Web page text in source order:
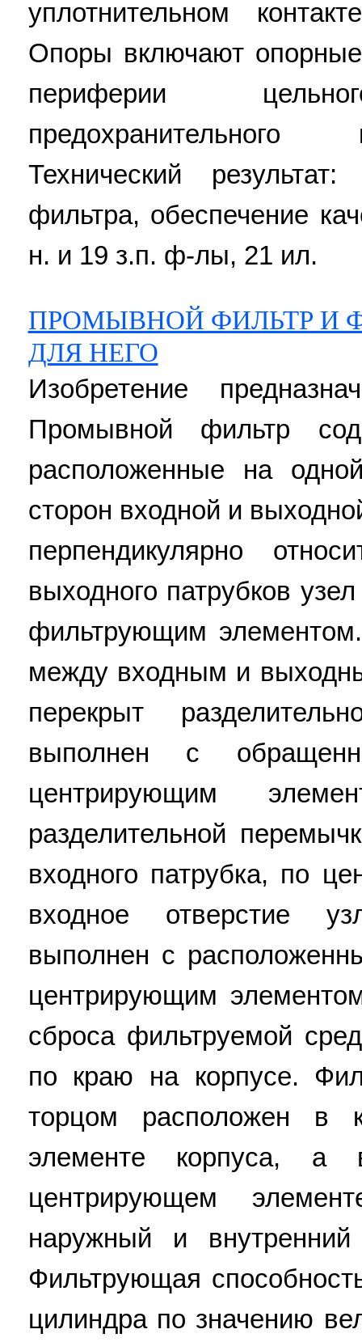
уплотнительном
Опоры включают
периферии
Технический
фильтра, обеспечение
н. и 19 з.п. ф-лы, 21 ил.
ПРОМЫВНОЙ ФИЛЬТР И
ДЛЯ НЕГО
Изобретение
Промывной фильтр
расположенные на
сторон входной и
перпендикулярно
выходного патрубков
фильтрующим
между входным и
перекрыт
выполнен с
центрирующим
разделительной
входного патрубка, по
входное отверстие
выполнен с
центрирующим
сброса фильтруемой
по краю на корпусе.
торцом расположен в
элементе корпуса,
центрирующем
наружный и
Фильтрующая
цилиндра по значению